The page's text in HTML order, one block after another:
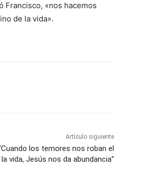
Francisco, «nos hacemos
de la vida».
Artículo siguiente
los temores nos roban el
vida, Jesús nos da abundancia”